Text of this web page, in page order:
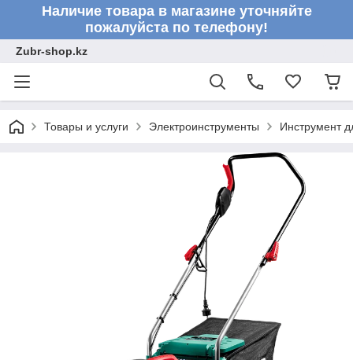
Наличие товара в магазине уточняйте
пожалуйста по телефону!
Zubr-shop.kz
Товары и услуги Электроинструменты Инструмент